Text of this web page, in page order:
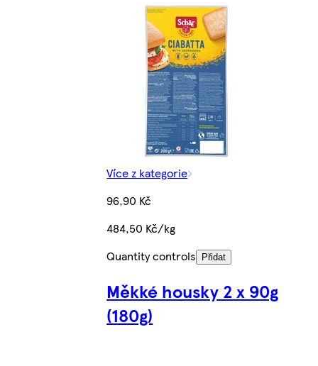
Více z kategorie
96,90 Kč
484,50 Kč/kg
Quantity controls
Přidat
Měkké housky 2 x 90g
(180g)